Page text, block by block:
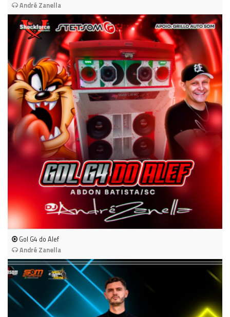
André Zanella
Gol G4 do Alef
André Zanella